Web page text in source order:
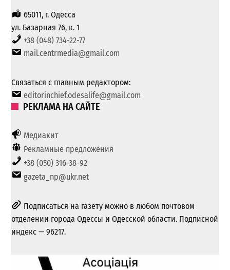
65011, г. Одесса
ул. Базарная 76, к. 1
+38 (048) 734-22-77
mail.centrmedia@gmail.com
Связаться с главным редактором:
editorinchief.odesalife@gmail.com
РЕКЛАМА НА САЙТЕ
Медиакит
Рекламные предложения
+38 (050) 316-38-92
gazeta_np@ukr.net
Подписаться на газету можно в любом почтовом
отделении города Одессы и Одесской области. Подписной
индекс — 96217.